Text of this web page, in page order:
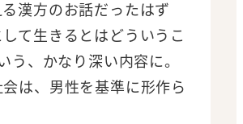
漢方のお話だったはず
て生きるとはどういうこ
う、かなり深い内容に。
は、男性を基準に形作ら